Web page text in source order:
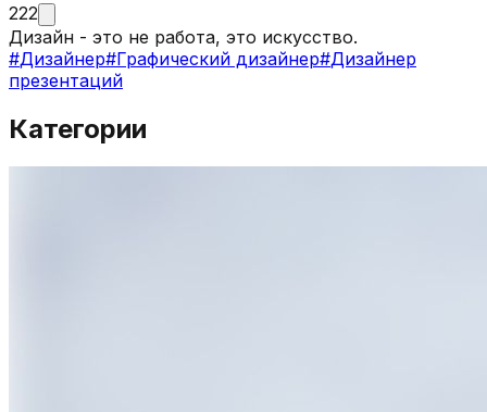
222
Дизайн - это не работа, это искусство.
#Дизайнер#Графический дизайнер#Дизайнер
презентаций
Категории